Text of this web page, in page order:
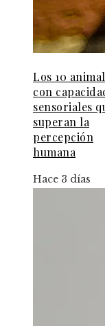
Los 10
con
sensoriales
superan la
percepción
humana
Hace 3 días